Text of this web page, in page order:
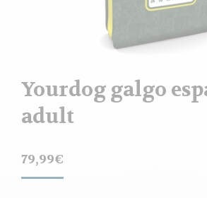
Yourdog galgo
adult
79,99€